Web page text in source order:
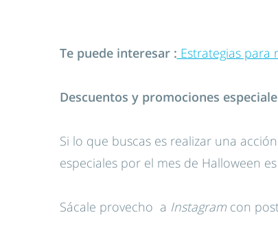
Te puede interesar : Estrategias para
Descuentos y promociones
Si lo que buscas es realizar una
especiales por el mes de Halloween
Sácale provecho a Instagram con